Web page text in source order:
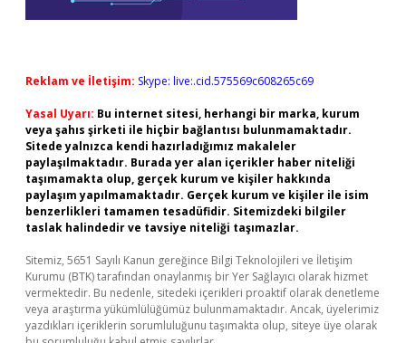
Reklam ve İletişim: Skype: live:.cid.575569c608265c69
Yasal Uyarı: Bu internet sitesi, herhangi bir marka, kurum
veya şahıs şirketi ile hiçbir bağlantısı bulunmamaktadır.
Sitede yalnızca kendi hazırladığımız makaleler
paylaşılmaktadır. Burada yer alan içerikler haber niteliği
taşımamakta olup, gerçek kurum ve kişiler hakkında
paylaşım yapılmamaktadır. Gerçek kurum ve kişiler ile isim
benzerlikleri tamamen tesadüfidir. Sitemizdeki bilgiler
taslak halindedir ve tavsiye niteliği taşımazlar.
Sitemiz, 5651 Sayılı Kanun gereğince Bilgi Teknolojileri ve İletişim
Kurumu (BTK) tarafından onaylanmış bir Yer Sağlayıcı olarak hizmet
vermektedir. Bu nedenle, sitedeki içerikleri proaktif olarak denetleme
veya araştırma yükümlülüğümüz bulunmamaktadır. Ancak, üyelerimiz
yazdıkları içeriklerin sorumluluğunu taşımakta olup, siteye üye olarak